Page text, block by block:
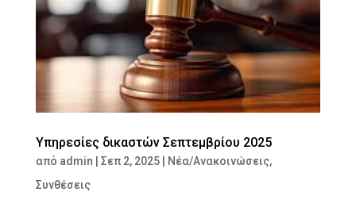
Υπηρεσίες δικαστών Σεπτεμβρίου 2025
από admin Σεπ 2, 2025| Νέα/Ανακοινώσεις,
Συνθέσεις